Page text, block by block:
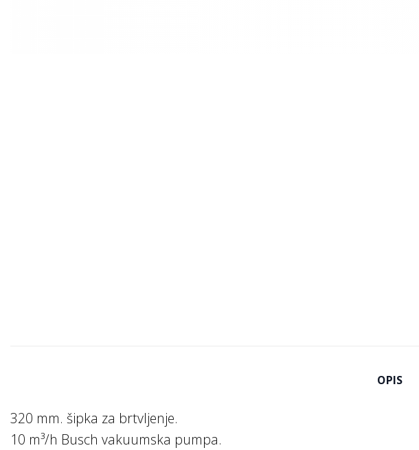
OPIS
320 mm. šipka za brtvljenje.
10 m³/h Busch vakuumska pumpa.